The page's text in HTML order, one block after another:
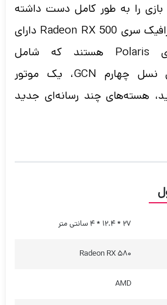
بازی را به طور کامل دست داشته
باشید. کارت‌های گرافیک سری Radeon RX 500 دارای
جدیدترین معماری Polaris هستند که شامل
هسته‌های گرافیکی نسل چهارم GCN، یک موتور
هسته‌های چند رسانه‌ای جدید
27 * 12.4 * 4 سانتی متر
Radeon RX 580
AMD